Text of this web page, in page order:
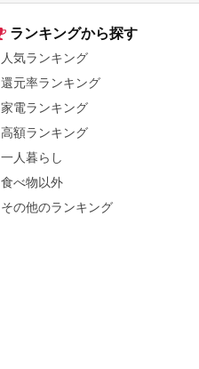
ランキングから探す
人気ランキング
還元率ランキング
家電ランキング
高額ランキング
一人暮らし
食べ物以外
その他のランキング